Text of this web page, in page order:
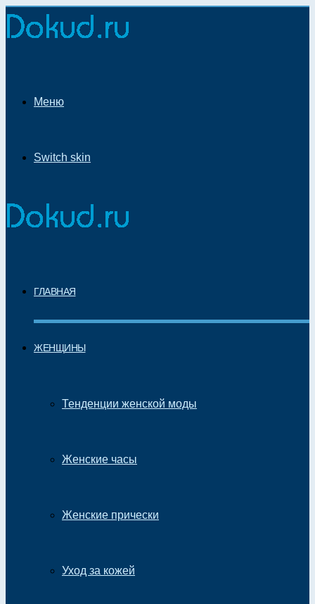
Меню
Switch skin
ГЛАВНАЯ
ЖЕНЩИНЫ
Тенденции женской моды
Женские часы
Женские прически
Уход за кожей